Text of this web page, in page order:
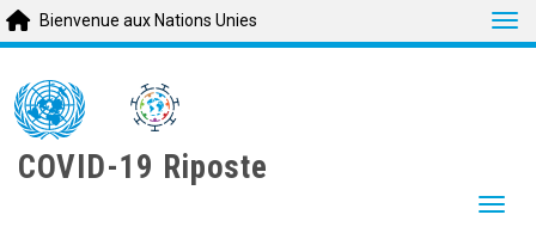
main
content
Bienvenue aux Nations Unies
COVID-19 Riposte